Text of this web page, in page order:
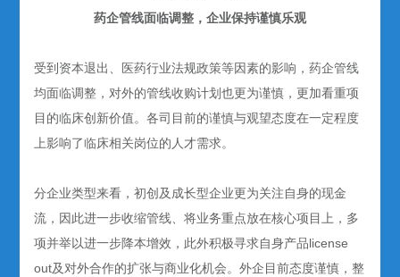
药企管线面临调整，企业保持谨慎乐观
受到资本退出、医药行业法规政策等因素的影响，药企管线
均面临调整，对外的管线收购计划也更为谨慎，更加看重项
目的临床创新价值。各司目前的谨慎与观望态度在一定程度
上影响了临床相关岗位的人才需求。
分企业类型来看，初创及成长型企业更为关注自身的现金
流，因此进一步收缩管线、将业务重点放在核心项目上，多
项并举以进一步降本增效，此外积极寻求自身产品license
out及对外合作的扩张与商业化机会。外企目前态度谨慎，整